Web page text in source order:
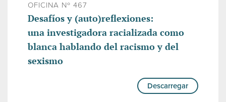
OFICINA Nº 467
Desafíos y (auto)reflexiones:
una investigadora racializada como
blanca hablando del racismo y del
sexismo
Descarregar